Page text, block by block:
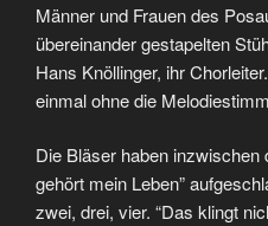
Männer und Frauen des
übereinander gestapelten
Hans Knöllinger, ihr
einmal ohne die
Die Bläser haben inzwischen
gehört mein Leben”
zwei, drei, vier. “Das klingt